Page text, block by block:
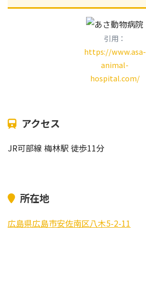
引用：
https://www.asa-
animal-
hospital.com/
アクセス
JR可部線 梅林駅 徒歩11分
所在地
広島県広島市安佐南区八木5-2-11